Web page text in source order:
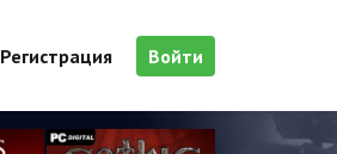
Регистрация Войти